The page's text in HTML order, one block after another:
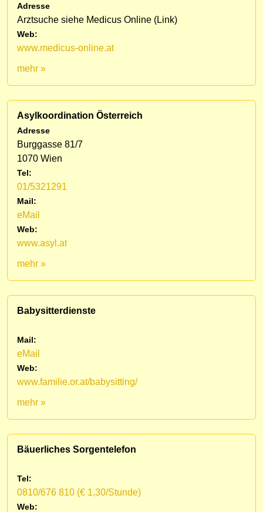
Adresse
Arztsuche siehe Medicus Online (Link)
Web:
www.medicus-online.at
mehr »
Asylkoordination Österreich
Adresse
Burggasse 81/7
1070 Wien
Tel:
01/5321291
Mail:
eMail
Web:
www.asyl.at
mehr »
Babysitterdienste
Mail:
eMail
Web:
www.familie.or.at/babysitting/
mehr »
Bäuerliches Sorgentelefon
Tel:
0810/676 810 (€ 1,30/Stunde)
Web: